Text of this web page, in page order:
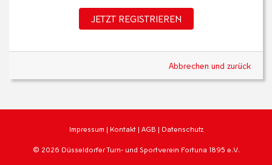
JETZT REGISTRIEREN
Abbrechen und zurück
Impressum | Kontakt | AGB | Datenschutz
© 2026 Düsseldorfer Turn- und Sportverein Fortuna 1895 e.V.